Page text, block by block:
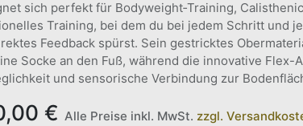
sich perfekt für Bodyweight‑Training,
Training, bei dem du bei jedem Schritt und
Feedback spürst. Sein gestricktes
Socke an den Fuß, während die innovative Flex-
und sensorische Verbindung zur
€ Alle Preise inkl. MwSt. zzgl.